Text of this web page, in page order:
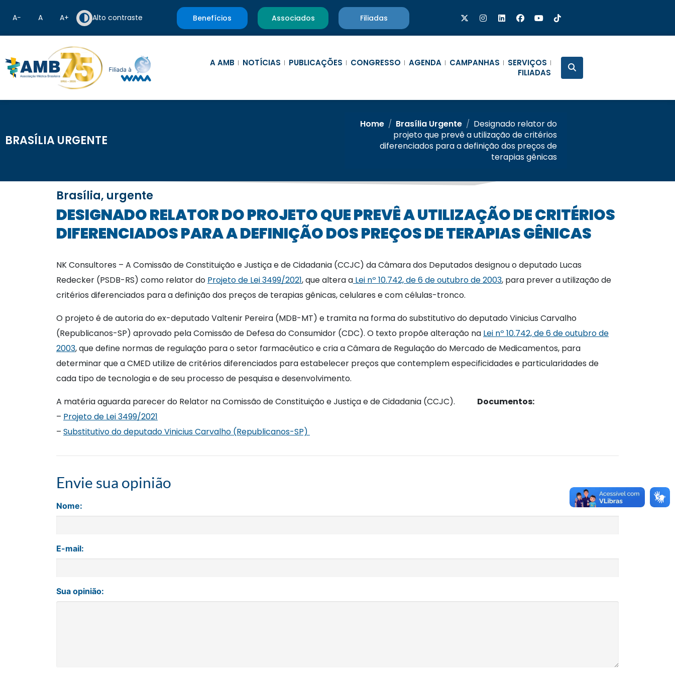
A− A A+ Alto contraste Benefícios Associados Filiadas
A AMB NOTÍCIAS PUBLICAÇÕES CONGRESSO AGENDA CAMPANHAS
SERVIÇOS
FILIADAS
BRASÍLIA URGENTE
Home / Brasília Urgente / Designado relator do
projeto que prevê a utilização de critérios
diferenciados para a definição dos preços de
terapias gênicas
Brasília, urgente
DESIGNADO RELATOR DO PROJETO QUE PREVÊ A UTILIZAÇÃO DE CRITÉRIOS
DIFERENCIADOS PARA A DEFINIÇÃO DOS PREÇOS DE TERAPIAS GÊNICAS
NK Consultores – A Comissão de Constituição e Justiça e de Cidadania (CCJC) da Câmara dos Deputados designou o deputado Lucas
Redecker (PSDB-RS) como relator do Projeto de Lei 3499/2021, que altera a Lei nº 10.742, de 6 de outubro de 2003, para prever a utilização de
critérios diferenciados para a definição dos preços de terapias gênicas, celulares e com células-tronco.
O projeto é de autoria do ex-deputado Valtenir Pereira (MDB-MT) e tramita na forma do substitutivo do deputado Vinicius Carvalho
(Republicanos-SP) aprovado pela Comissão de Defesa do Consumidor (CDC). O texto propõe alteração na Lei nº 10.742, de 6 de outubro de
2003, que define normas de regulação para o setor farmacêutico e cria a Câmara de Regulação do Mercado de Medicamentos, para
determinar que a CMED utilize de critérios diferenciados para estabelecer preços que contemplem especificidades e particularidades de
cada tipo de tecnologia e de seu processo de pesquisa e desenvolvimento.
A matéria aguarda parecer do Relator na Comissão de Constituição e Justiça e de Cidadania (CCJC). Documentos:
– Projeto de Lei 3499/2021
– Substitutivo do deputado Vinicius Carvalho (Republicanos-SP)
Envie sua opinião
Nome:
E-mail:
Sua opinião: